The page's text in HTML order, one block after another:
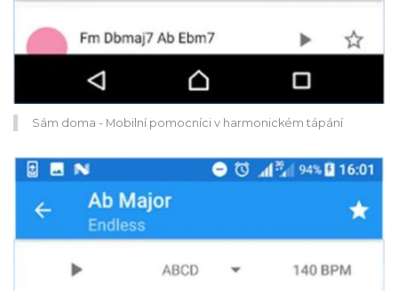
Sám doma - Mobilní pomocníci v harmonickém tápání